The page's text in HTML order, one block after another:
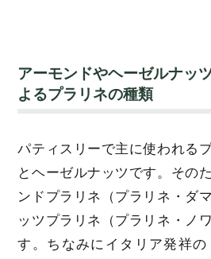
アーモンドやヘーゼルナッ
よるプラリネの種類
パティスリーで主に使われる
とヘーゼルナッツです。その
ンドプラリネ（プラリネ・ダ
ッツプラリネ（プラリネ・ノ
す。ちなみにイタリア発祥の